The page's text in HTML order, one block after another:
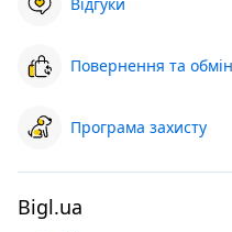
Повернення та обмін
Програма захисту
Bigl.ua